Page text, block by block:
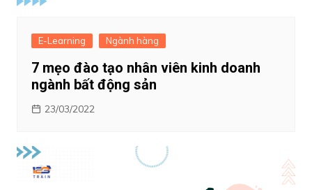
E-Learning Ngành hàng
7 mẹo đào tạo nhân viên kinh doanh
ngành bất động sản
23/03/2022